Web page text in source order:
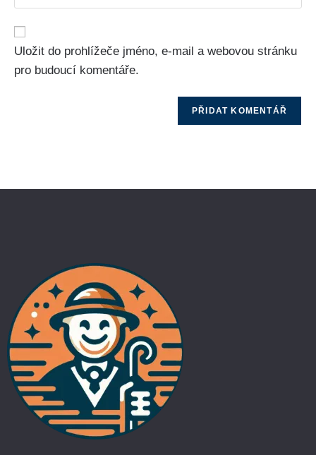
Uložit do prohlížeče jméno, e-mail a webovou stránku
pro budoucí komentáře.